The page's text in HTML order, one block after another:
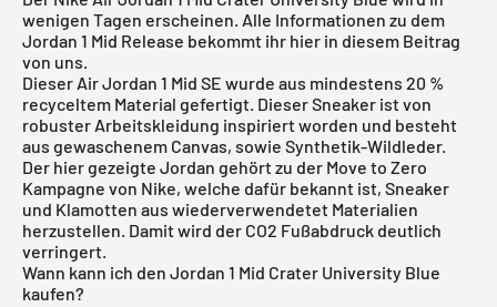
wenigen Tagen erscheinen. Alle Informationen zu dem
Jordan 1 Mid Release bekommt ihr hier in diesem Beitrag
von uns.
Dieser Air Jordan 1 Mid SE wurde aus mindestens 20 %
recyceltem Material gefertigt. Dieser Sneaker ist von
robuster Arbeitskleidung inspiriert worden und besteht
aus gewaschenem Canvas, sowie Synthetik-Wildleder.
Der hier gezeigte Jordan gehört zu der Move to Zero
Kampagne von Nike, welche dafür bekannt ist, Sneaker
und Klamotten aus wiederverwendetet Materialien
herzustellen. Damit wird der CO2 Fußabdruck deutlich
verringert.
Wann kann ich den Jordan 1 Mid Crater University Blue
kaufen?